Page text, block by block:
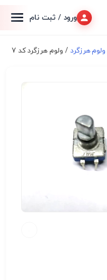
ورود / ثبت نام
ولوم هرزگرد / ولوم هرزگرد کد 7